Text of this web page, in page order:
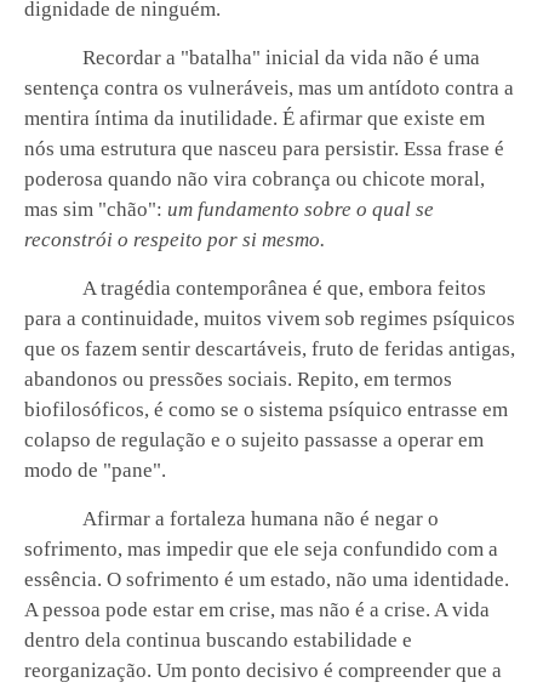
dignidade de ninguém.
Recordar a "batalha" inicial da vida não é uma
sentença contra os vulneráveis, mas um antídoto contra a
mentira íntima da inutilidade. É afirmar que existe em
nós uma estrutura que nasceu para persistir. Essa frase é
poderosa quando não vira cobrança ou chicote moral,
mas sim "chão": um fundamento sobre o qual se
reconstrói o respeito por si mesmo.
A tragédia contemporânea é que, embora feitos
para a continuidade, muitos vivem sob regimes psíquicos
que os fazem sentir descartáveis, fruto de feridas antigas,
abandonos ou pressões sociais. Repito, em termos
biofilosóficos, é como se o sistema psíquico entrasse em
colapso de regulação e o sujeito passasse a operar em
modo de "pane".
Afirmar a fortaleza humana não é negar o
sofrimento, mas impedir que ele seja confundido com a
essência. O sofrimento é um estado, não uma identidade.
A pessoa pode estar em crise, mas não é a crise. A vida
dentro dela continua buscando estabilidade e
reorganização. Um ponto decisivo é compreender que a